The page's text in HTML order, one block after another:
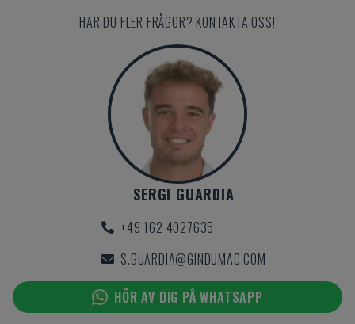
HAR DU FLER FRÅGOR? KONTAKTA OSS!
SERGI GUARDIA
+49 162 4027635
S.GUARDIA@GINDUMAC.COM
HÖR AV DIG PÅ WHATSAPP